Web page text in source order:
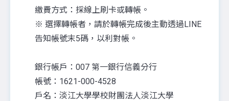
繳費方式：採線上刷卡或轉帳。
※ 選擇轉帳者，請於轉帳完成後主動透過LINE
告知帳號末5碼，以利對帳。
銀行帳戶：007 第一銀行信義分行
帳號：1621-000-4528
戶名：淡江大學學校財團法人淡江大學